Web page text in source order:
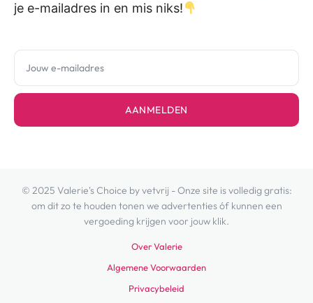
je e-mailadres in en mis niks!
AANMELDEN
© 2025 Valerie's Choice by vetvrij - Onze site is volledig gratis:
om dit zo te houden tonen we advertenties óf kunnen een
vergoeding krijgen voor jouw klik.
Over Valerie
Algemene Voorwaarden
Privacybeleid